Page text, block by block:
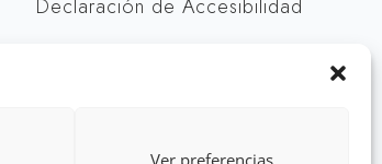
Ver preferencias
Declaración de Accesibilidad